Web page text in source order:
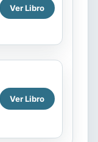
Ver Libro
Ver Libro